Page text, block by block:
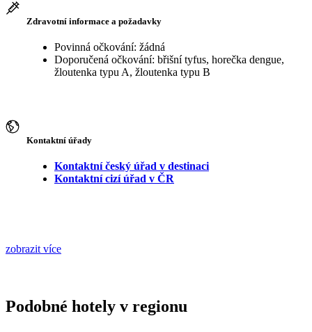
Zdravotní informace a požadavky
Povinná očkování: žádná
Doporučená očkování: břišní tyfus, horečka dengue,
žloutenka typu A, žloutenka typu B
Kontaktní úřady
Kontaktní český úřad v destinaci
Kontaktní cizí úřad v ČR
zobrazit více
Podobné hotely v regionu